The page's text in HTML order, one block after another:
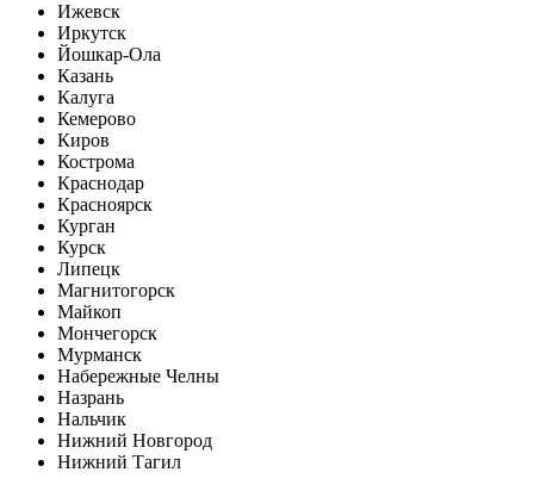
Ижевск
Иркутск
Йошкар-Ола
Казань
Калуга
Кемерово
Киров
Кострома
Краснодар
Красноярск
Курган
Курск
Липецк
Магнитогорск
Майкоп
Мончегорск
Мурманск
Набережные Челны
Назрань
Нальчик
Нижний Новгород
Нижний Тагил